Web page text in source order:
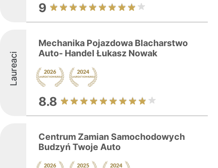
9
Laureaci
Mechanika Pojazdowa Blacharstwo
Auto- Handel Łukasz Nowak
8.8
Centrum Zamian Samochodowych
Budzyń Twoje Auto